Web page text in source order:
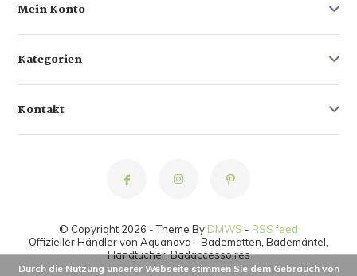
Mein Konto
Kategorien
Kontakt
© Copyright 2026 - Theme By DMWS - RSS feed
Offizieller Händler von Aquanova - Badematten, Bademäntel,
Handtücher, Badaccessoires
Durch die Nutzung unserer Webseite stimmen Sie dem Gebrauch von